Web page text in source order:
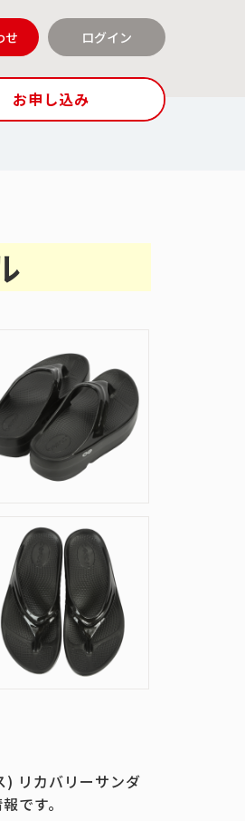
せ ログイン
お申し込み
) リカバリーサンダ
です。